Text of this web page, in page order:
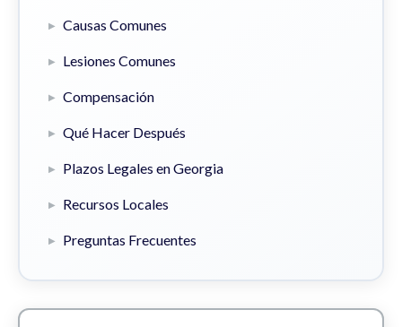
Causas Comunes
Lesiones Comunes
Compensación
Qué Hacer Después
Plazos Legales en Georgia
Recursos Locales
Preguntas Frecuentes